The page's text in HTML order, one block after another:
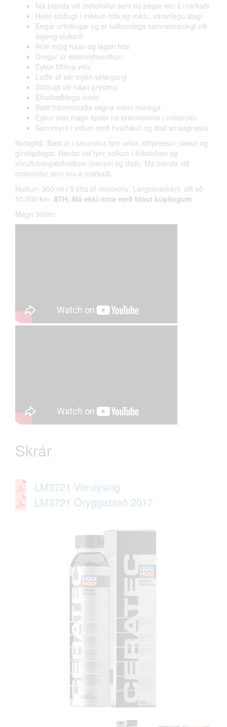
Má blanda við mótorolíur sem nú þegar eru á markaði
Helst stöðugt í miklum hita og miklu, varanlegu álagi
Engar úrfellingar og er fullkomlega samræmanlegt við
algeng síukerfi
Þolir mjög háan og lágan hita
Dregur úr eldsneytisnotkun
Eykur líftíma véla
Leiðir af sér mýkri vélargang
Stöðugt við háan þrýsting
Efnafræðilega óvirkt
Bætt frammistaða vegna minni núnings
Eykur ekki magn fosfór né brennisteins í mótorolíu
Sannreynt í vélum með hvarfakút og dísil smáagnasíu
Notagildi: Bætt út í smurolíur fyrir vélar, loftpressur, dælur og
gírskiptingar. Hentar vel fyrir notkun í fólksbílum og
vöruflutningabifreiðum (bensín og dísil). Má blanda við
mótorolíur sem eru á markaði.
Notkun: 300 ml í 5 lítra of mótorolíu. Langtímavirkni, allt að
50.000 km. ATH: Má ekki nota með blaut kúplingum
Magn 300ml
Skrár
LM3721 Vörulýsing
LM3721 Öryggisblað 2017